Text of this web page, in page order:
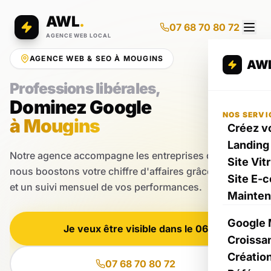
AWL.
AGENCE WEB LOCAL
07 68 70 80 72
NOS
Créez
Site
Site E-
Google
AGENCE WEB & SEO À MOUGINS
Professions libérales,
Dominez Google
à Mougins
Notre agence accompagne les entreprises de Mougins
nous boostons votre chiffre d'affaires grâce au digital
et un suivi mensuel de vos performances.
Je veux être visible dans le 06
07 68 70 80 72